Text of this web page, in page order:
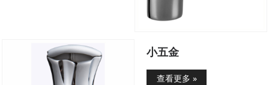
小五金
查看更多 »